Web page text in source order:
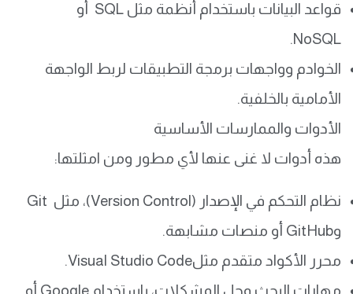
قواعد البيانات باستخدام أنظمة مثل SQL أو
NoSQL.
الخوادم وواجهات برمجة التطبيقات لربط الواجهة
الأمامية بالخلفية.
الأدوات والممارسات الأساسية
هذه أدوات لا غنى عنها لأي مطور ومن امثلتها:
نظام التحكم في الإصدار (Version Control)، مثل Git
وGitHub أو منصات مشابهة.
محرر الأكواد متقدم مثلVisual Studio Code.
مهارات البحث وحل المشكلات، باستخدام Google أو